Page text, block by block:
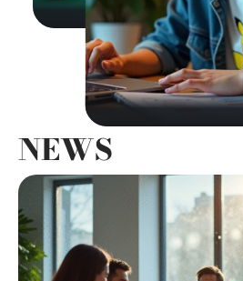
NEWS